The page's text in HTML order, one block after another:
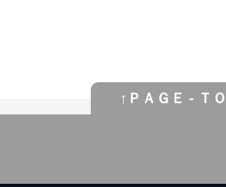
↑ＰＡＧＥ - Ｔ